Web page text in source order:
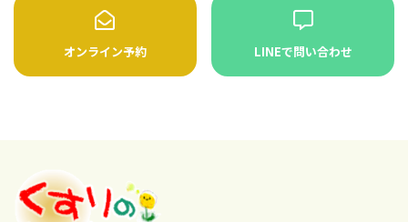
オンライン予約 LINEで問い合わせ